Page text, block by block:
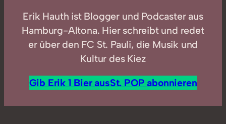
Erik Hauth ist Blogger und Podcaster aus
Hamburg-Altona. Hier schreibt und redet
er über den FC St. Pauli, die Musik und
Kultur des Kiez
Gib Erik 1 Bier ausSt. POP abonnieren